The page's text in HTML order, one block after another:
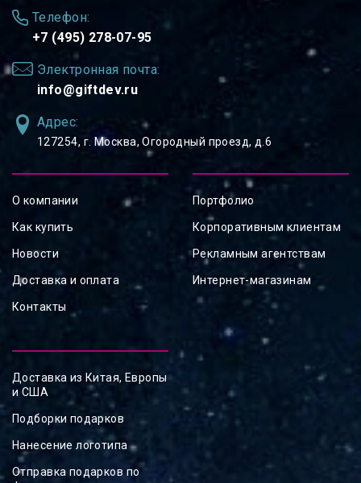
Телефон:
+7 (495) 278-07-95
Электронная почта:
info@giftdev.ru
Адрес:
127254, ⁠г. Москва, Огородный проезд, д.6
О компании
Как купить
Новости
Доставка и оплата
Контакты
Портфолио
Корпоративным клиентам
Рекламным агентствам
Интернет-магазинам
Доставка из Китая, Европы
и США
Подборки подарков
Нанесение логотипа
Отправка подарков по